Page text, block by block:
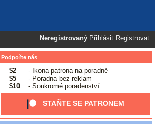
Neregistrovaný Přihlásit Registrovat
Podpořte nás
$2
- Ikona patrona na poradně
$5
- Poradna bez reklam
$10
- Soukromé poradenství
STAŇTE SE PATRONEM